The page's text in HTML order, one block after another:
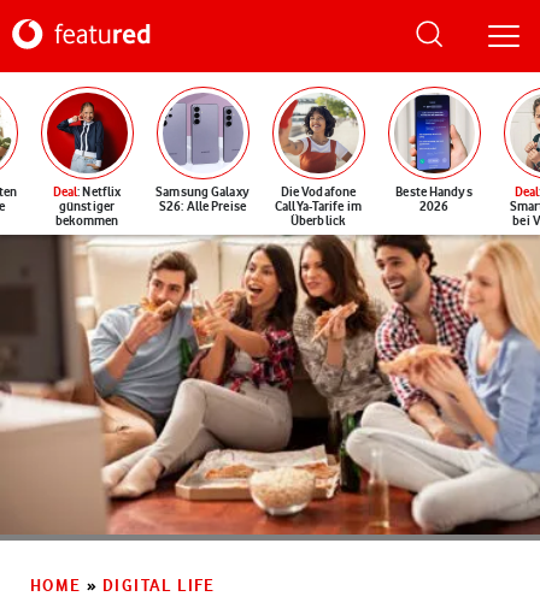
Deal: Netflix
günstiger
bekommen
Samsung Galaxy
S26: Alle Preise
Die Vodafone
CallYa-Tarife im
Überblick
Beste Handys
2026
Deal
bei
HOME » DIGITAL LIFE